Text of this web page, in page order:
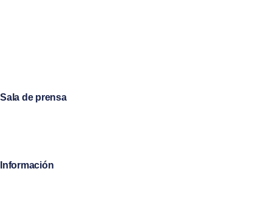
Sala de prensa
Información